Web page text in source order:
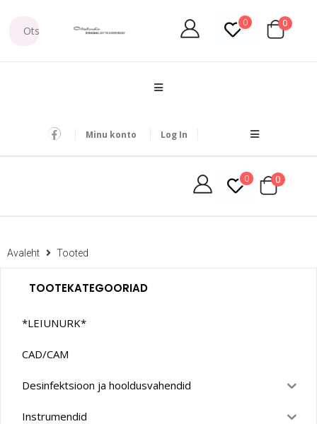
0 0
Minu konto Log In
0 0
Avaleht Tooted
TOOTEKATEGOORIAD
*LEIUNURK*
CAD/CAM
Desinfektsioon ja hooldusvahendid
Instrumendid